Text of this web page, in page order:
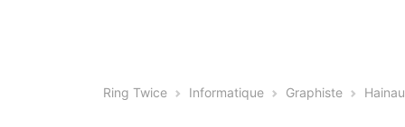
Ring Twice Informatique Graphiste